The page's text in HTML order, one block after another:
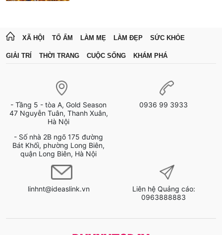
XÃ HỘI TỔ ẤM LÀM MẸ LÀM ĐẸP SỨC KHỎE
GIẢI TRÍ THỜI TRANG CUỘC SỐNG KHÁM PHÁ
- Tầng 5 - tòa A, Gold Season
47 Nguyễn Tuân, Thanh Xuân,
Hà Nội
- Số nhà 2B ngõ 175 đường
Bát Khối, phường Long Biên,
quận Long Biên, Hà Nội
0936 99 3933
linhnt@ideaslink.vn
Liên hệ Quảng cáo:
0963888883